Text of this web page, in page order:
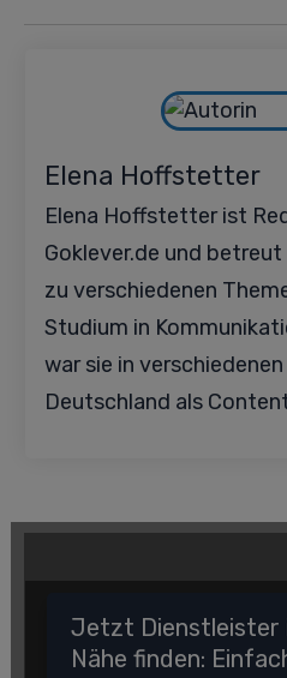
Elena Hoffstetter
Elena Hoffstetter ist
Goklever.de und
zu verschiedenen
Studium in
war sie in
Deutschland als
Jetzt Dienstleister
Nähe finden: